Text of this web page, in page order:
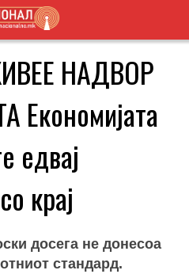
НАДВОР
Економијата
едвај
крај
досега не донесоа
стандард.